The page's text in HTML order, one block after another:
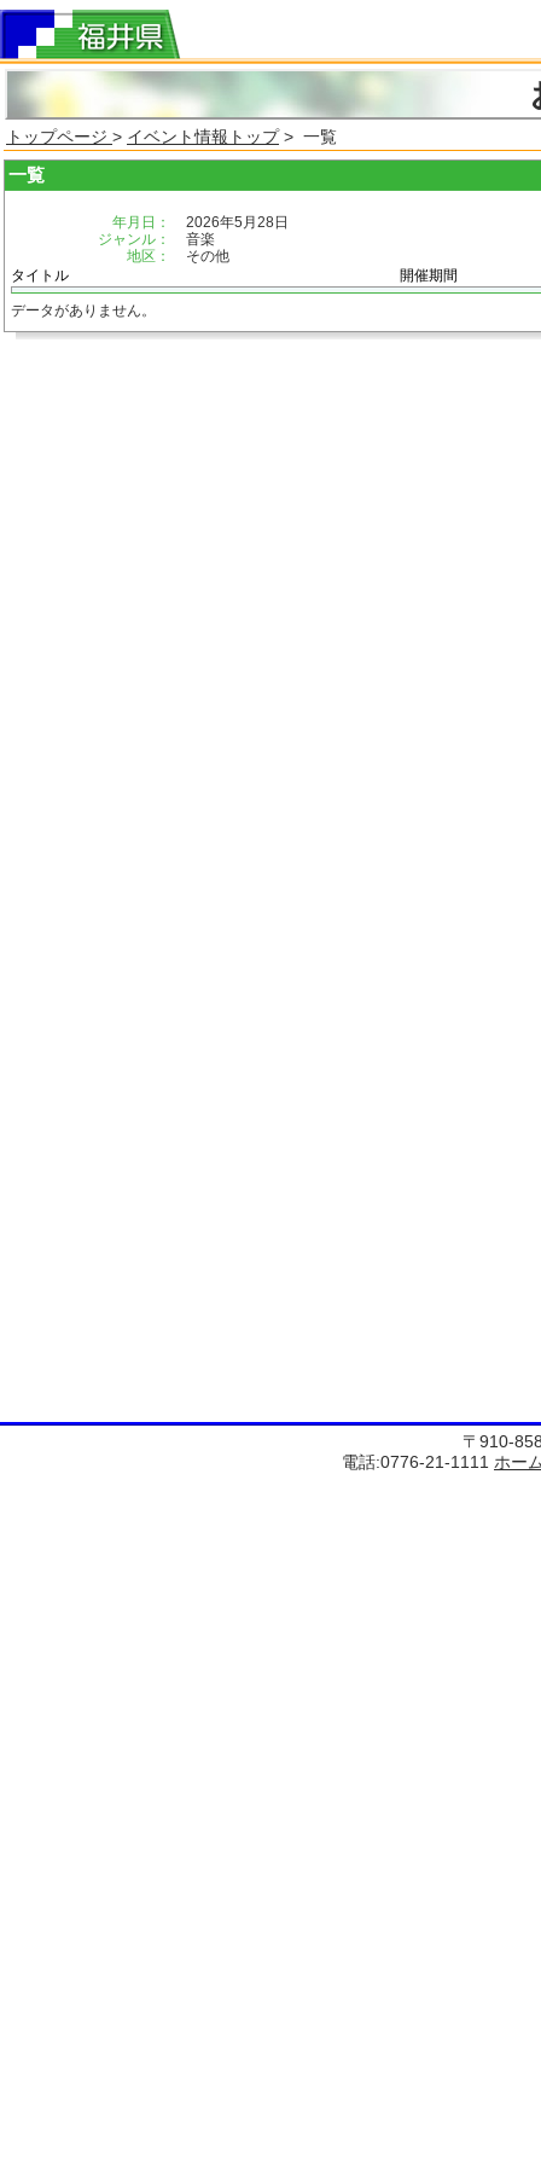
トップページ > イベント情報トップ> 一覧
一覧
年月日：
2026年5月28日
ジャンル：
音楽
地区：
その他
タイトル
開催期間
データがありません。
〒910-
電話:0776-21-1111 ホー